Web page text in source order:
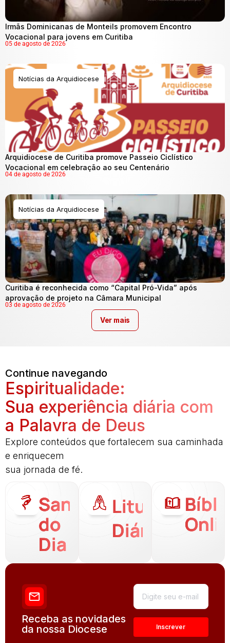
Irmãs Dominicanas de Monteils promovem Encontro
Vocacional para jovens em Curitiba
05 de agosto de 2026
Notícias da Arquidiocese
Arquidiocese de Curitiba promove Passeio Ciclístico
Vocacional em celebração ao seu Centenário
04 de agosto de 2026
Notícias da Arquidiocese
Curitiba é reconhecida como “Capital Pró-Vida” após
aprovação de projeto na Câmara Municipal
03 de agosto de 2026
Ver mais
Continue navegando
Espiritualidade:
Sua experiência diária com
a Palavra de Deus
Explore conteúdos que fortalecem sua caminhada
e enriquecem
sua jornada de fé.
Santo
do
Dia
Liturgia
Diária
Receba as novidades
da nossa Diocese